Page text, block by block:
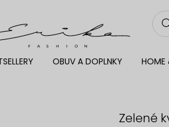
OBUV A DOPLNKY HOME
Zelené